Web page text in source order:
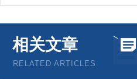
相关文章
RELATED ARTICLES